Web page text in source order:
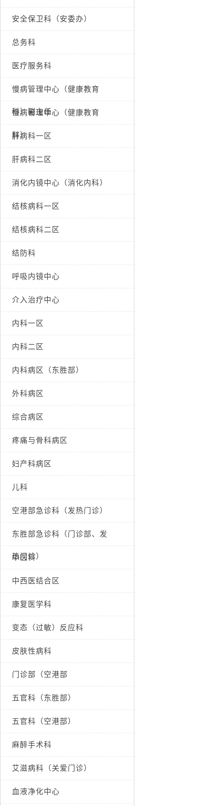
安全保卫科（安委办）
总务科
医疗服务科
慢病管理中心（健康教育
科）副主任
慢病管理中心（健康教育
科）
肝病科一区
肝病科二区
消化内镜中心（消化内科）
结核病科一区
结核病科二区
结防科
呼吸内镜中心
介入治疗中心
内科一区
内科二区
内科病区（东胜部）
外科病区
综合病区
疼痛与骨科病区
妇产科病区
儿科
空港部急诊科（发热门诊）
东胜部急诊科（门诊部、发
热门诊）
中医科
中西医结合区
康复医学科
变态（过敏）反应科
皮肤性病科
门诊部（空港部
五官科（东胜部）
五官科（空港部）
麻醉手术科
艾滋病科（关爱门诊）
血液净化中心